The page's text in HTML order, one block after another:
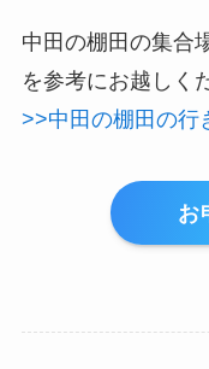
中田の棚田の集合
を参考にお越しく
>>中田の棚田の行
お